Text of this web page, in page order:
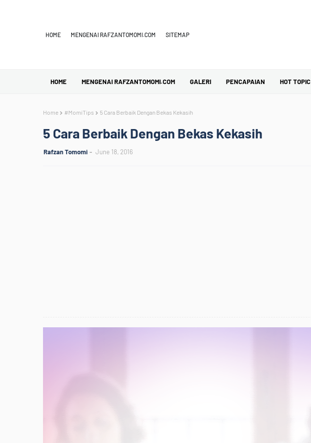
HOME MENGENAI RAFZANTOMOMI.COM SITEMAP
HOME MENGENAI RAFZANTOMOMI.COM GALERI PENCAPAIAN HOT TOPIC
Home #MomiTips 5 Cara Berbaik Dengan Bekas Kekasih
5 Cara Berbaik Dengan Bekas Kekasih
Rafzan Tomomi June 18, 2016